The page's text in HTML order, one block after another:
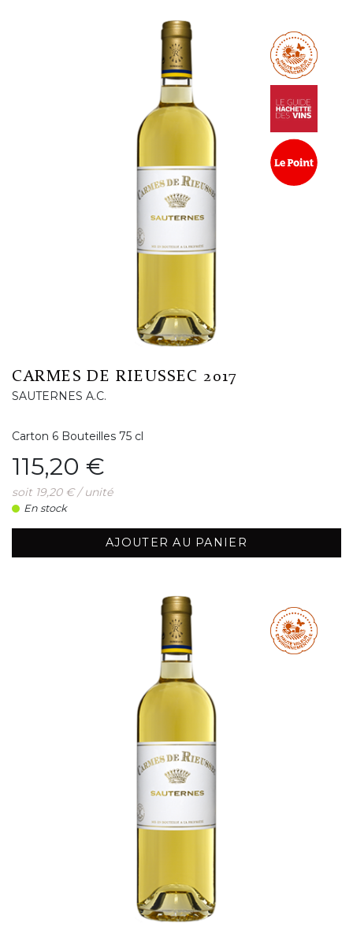
CARMES DE RIEUSSEC 2017
SAUTERNES A.C.
Carton 6 Bouteilles 75 cl
Prix
115,20 €
soit 19,20 € / unité
En stock
AJOUTER AU PANIER